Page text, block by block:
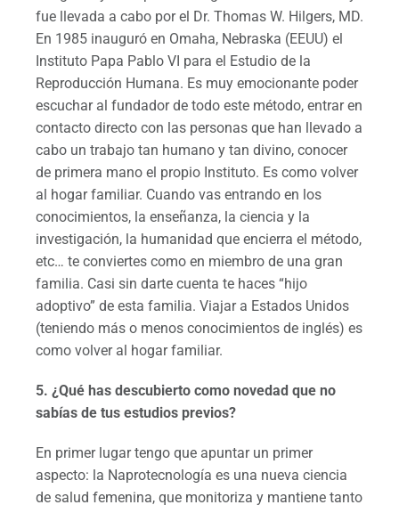
fue llevada a cabo por el Dr. Thomas W. Hilgers, MD.
En 1985 inauguró en Omaha, Nebraska (EEUU) el
Instituto Papa Pablo VI para el Estudio de la
Reproducción Humana. Es muy emocionante poder
escuchar al fundador de todo este método, entrar en
contacto directo con las personas que han llevado a
cabo un trabajo tan humano y tan divino, conocer
de primera mano el propio Instituto. Es como volver
al hogar familiar. Cuando vas entrando en los
conocimientos, la enseñanza, la ciencia y la
investigación, la humanidad que encierra el método,
etc… te conviertes como en miembro de una gran
familia. Casi sin darte cuenta te haces “hijo
adoptivo” de esta familia. Viajar a Estados Unidos
(teniendo más o menos conocimientos de inglés) es
como volver al hogar familiar.
5. ¿Qué has descubierto como novedad que no
sabías de tus estudios previos?
En primer lugar tengo que apuntar un primer
aspecto: la Naprotecnología es una nueva ciencia
de salud femenina, que monitoriza y mantiene tanto